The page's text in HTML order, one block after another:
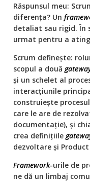
Răspunsul meu:
diferența? Un
detaliat sau rigid. În
urmat pentru a
Scrum definește:
scopul a două
și un schelet al
interacțiunile
construiește
care le are de
documentație), și
crea definițiile
dezvoltare și Product
Framework-urile de
ne dă un limbaj